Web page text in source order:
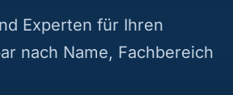
Experten für Ihren
nach Name, Fachbereich